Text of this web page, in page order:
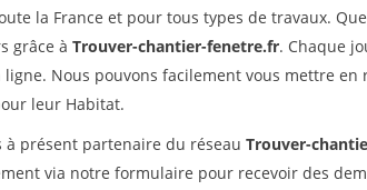
la France et pour tous types de travaux.
grâce à Trouver-chantier-fenetre.fr. Chaque
ligne. Nous pouvons facilement vous mettre
leur Habitat.
à présent partenaire du réseau Trouver-
via notre formulaire pour recevoir des